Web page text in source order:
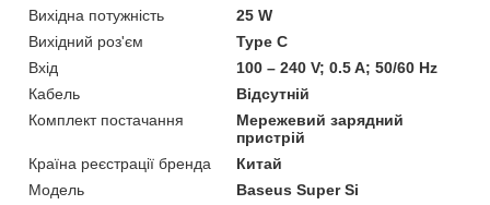
Вихідна потужність
25 W
Вихідний роз'єм
Type C
Вхід
100 – 240 V; 0.5 A; 50/60 Hz
Кабель
Відсутній
Комплект постачання
Мережевий зарядний
пристрій
Країна реєстрації бренда
Китай
Мoдель
Baseus Super Si